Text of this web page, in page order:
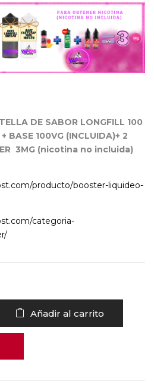
DE SABOR LONGFILL 100
BASE 100VG (INCLUIDA)+ 2
3MG (nicotina no incluida)
producto/booster-liquideo-
categoria-
Añadir al carrito